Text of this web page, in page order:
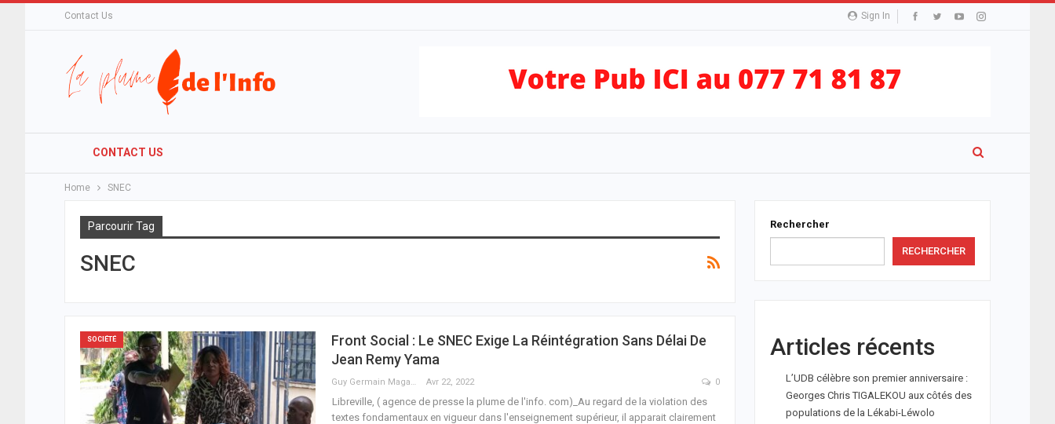
Sign In
Contact Us
CONTACT US
Home SNEC
Parcourir Tag
SNEC
SOCIÉTÉ
Front Social : Le SNEC Exige La Réintégration Sans Délai De
Jean Remy Yama
Guy Germain Maganga Nziengui Avr 22, 2022 0
Libreville, ( agence de presse la plume de l'info. com)_Au regard de la violation des
textes fondamentaux en vigueur dans l'enseignement supérieur, il apparait clairement
Rechercher
RECHERCHER
Articles récents
L’UDB célèbre son premier anniversaire :
Georges Chris TIGALEKOU aux côtés des
populations de la Lékabi-Léwolo